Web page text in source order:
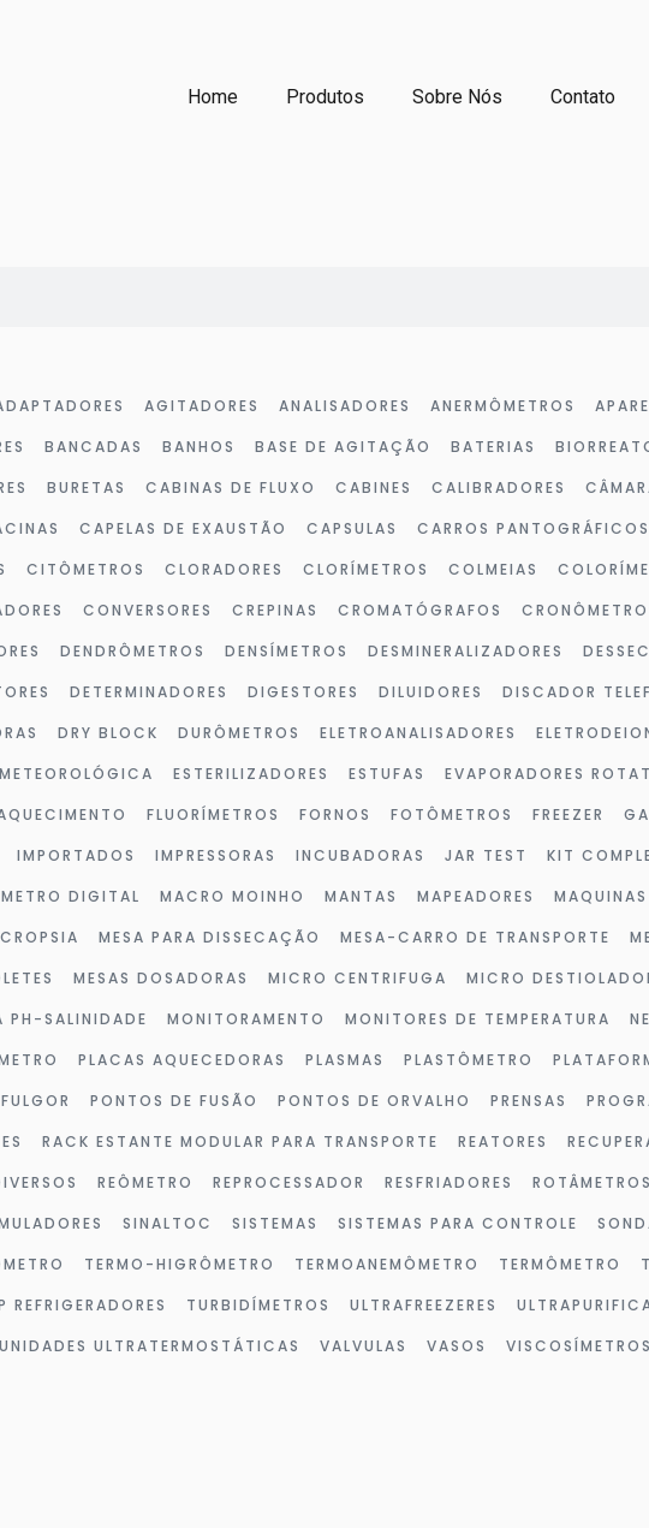
Home Produtos Sobre Nós Contato
AGITADORES ANALISADORES ANERMÔMETROS
BANCADAS BANHOS BASE DE AGITAÇÃO BATERIAS
BURETAS CABINAS DE FLUXO CABINES CALIBRADORES
CAPELAS DE EXAUSTÃO CAPSULAS CARROS PANTOGRÁFICOS
CITÔMETROS CLORADORES CLORÍMETROS COLMEIAS
CONVERSORES CREPINAS CROMATÓGRAFOS
DENDRÔMETROS DENSÍMETROS DESMINERALIZADORES
DETERMINADORES DIGESTORES DILUIDORES DISCADOR
DRY BLOCK DURÔMETROS ELETROANALISADORES
ESTERILIZADORES ESTUFAS EVAPORADORES
FLUORÍMETROS FORNOS FOTÔMETROS FREEZER
IMPORTADOS IMPRESSORAS INCUBADORAS JAR TEST KIT
DIGITAL MACRO MOINHO MANTAS MAPEADORES MAQUINAS
MESA PARA DISSECAÇÃO MESA-CARRO DE TRANSPORTE
MESAS DOSADORAS MICRO CENTRIFUGA MICRO
PH-SALINIDADE MONITORAMENTO MONITORES DE TEMPERATURA
PLACAS AQUECEDORAS PLASMAS PLASTÔMETRO
PONTOS DE FUSÃO PONTOS DE ORVALHO PRENSAS
RACK ESTANTE MODULAR PARA TRANSPORTE REATORES
REÔMETRO REPROCESSADOR RESFRIADORES ROTÂMETROS
SINALTOC SISTEMAS SISTEMAS PARA CONTROLE
TERMO-HIGRÔMETRO TERMOANEMÔMETRO TERMÔMETRO
REFRIGERADORES TURBIDÍMETROS ULTRAFREEZERES
UNIDADES ULTRATERMOSTÁTICAS
VALVULAS VASOS VISCOSÍMETROS